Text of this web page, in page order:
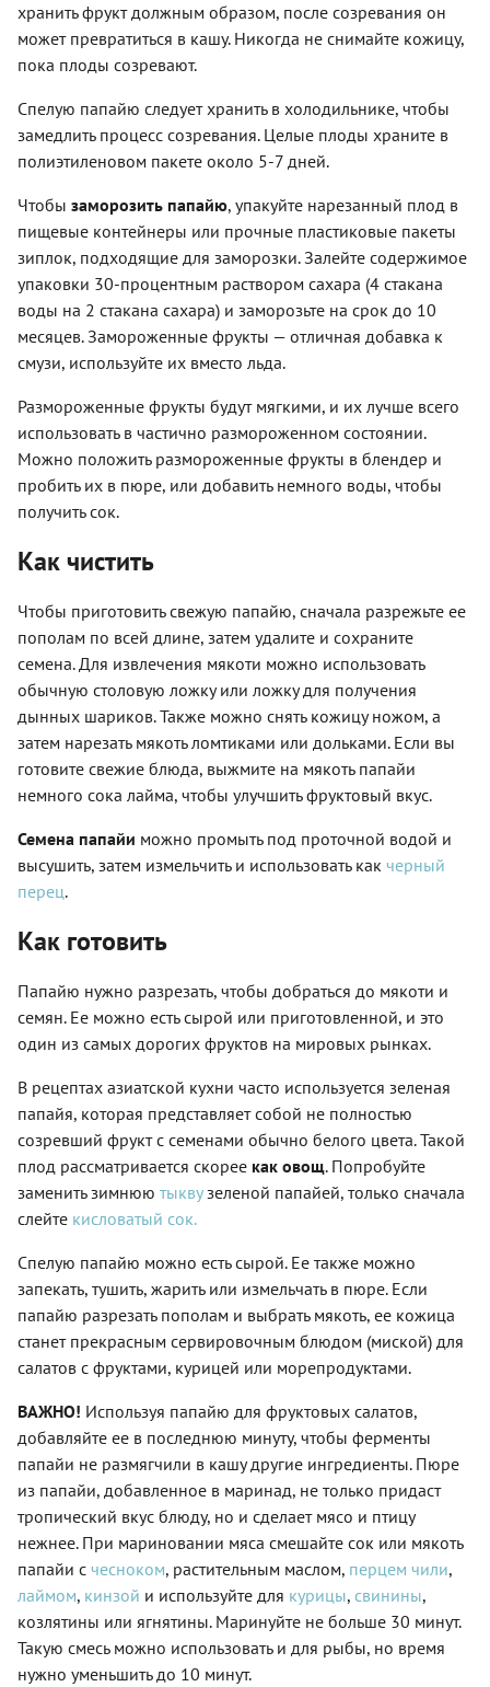
хранить фрукт должным образом, после созревания он
может превратиться в кашу. Никогда не снимайте кожицу,
пока плоды созревают.
Спелую папайю следует хранить в холодильнике, чтобы
замедлить процесс созревания. Целые плоды храните в
полиэтиленовом пакете около 5-7 дней.
Чтобы заморозить папайю, упакуйте нарезанный плод в
пищевые контейнеры или прочные пластиковые пакеты
зиплок, подходящие для заморозки. Залейте содержимое
упаковки 30-процентным раствором сахара (4 стакана
воды на 2 стакана сахара) и заморозьте на срок до 10
месяцев. Замороженные фрукты — отличная добавка к
смузи, используйте их вместо льда.
Размороженные фрукты будут мягкими, и их лучше всего
использовать в частично размороженном состоянии.
Можно положить размороженные фрукты в блендер и
пробить их в пюре, или добавить немного воды, чтобы
получить сок.
Как чистить
Чтобы приготовить свежую папайю, сначала разрежьте ее
пополам по всей длине, затем удалите и сохраните
семена. Для извлечения мякоти можно использовать
обычную столовую ложку или ложку для получения
дынных шариков. Также можно снять кожицу ножом, а
затем нарезать мякоть ломтиками или дольками. Если вы
готовите свежие блюда, выжмите на мякоть папайи
немного сока лайма, чтобы улучшить фруктовый вкус.
Семена папайи можно промыть под проточной водой и
высушить, затем измельчить и использовать как черный
перец.
Как готовить
Папайю нужно разрезать, чтобы добраться до мякоти и
семян. Ее можно есть сырой или приготовленной, и это
один из самых дорогих фруктов на мировых рынках.
В рецептах азиатской кухни часто используется зеленая
папайя, которая представляет собой не полностью
созревший фрукт с семенами обычно белого цвета. Такой
плод рассматривается скорее как овощ. Попробуйте
заменить зимнюю тыквузеленой папайей, только сначала
слейте кисловатый сок.
Спелую папайю можно есть сырой. Ее также можно
запекать, тушить, жарить или измельчать в пюре. Если
папайю разрезать пополам и выбрать мякоть, ее кожица
станет прекрасным сервировочным блюдом (миской) для
салатов с фруктами, курицей или морепродуктами.
ВАЖНО! Используя папайю для фруктовых салатов,
добавляйте ее в последнюю минуту, чтобы ферменты
папайи не размягчили в кашу другие ингредиенты. Пюре
из папайи, добавленное в маринад, не только придаст
тропический вкус блюду, но и сделает мясо и птицу
нежнее. При мариновании мяса смешайте сок или мякоть
папайи с чесноком, растительным маслом, перцем чили,
лаймом, кинзой и используйте для курицы, свинины,
козлятины или ягнятины. Маринуйте не больше 30 минут.
Такую смесь можно использовать и для рыбы, но время
нужно уменьшить до 10 минут.